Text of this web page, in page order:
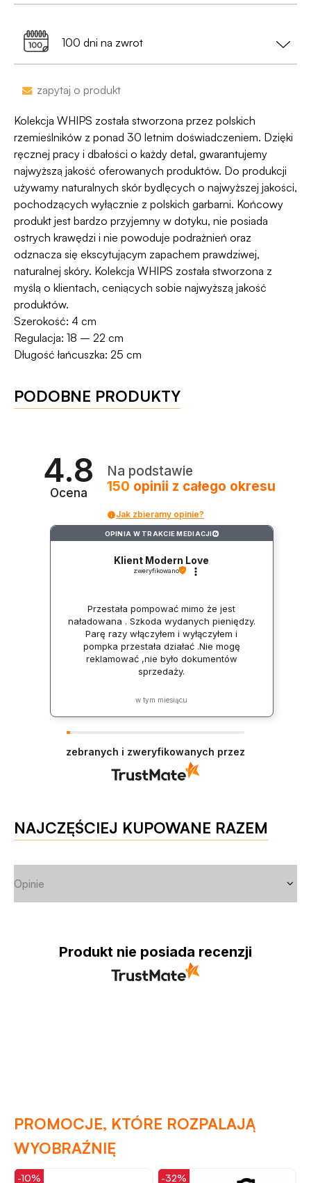
• Na etykiecie znajdzie sięneutralny nadawca,
Dyskrecji — jeśli ją naruszymy, zwrócimy Ci
pieniądze 🧡
przy zamówieniu za min. 199 zł
100 dni na zwrot
100 dni na zwrot. Sam proces jesy niezwykle
prosty, ponieważ
jesteśmy uczestnikiem
programu Wygodne Zwroty®
zapytaj o produkt
Kolekcja WHIPS została stworzona przez polskich
rzemieślników z ponad 30 letnim doświadczeniem. Dzięki
ręcznej pracy i dbałości o każdy detal, gwarantujemy
najwyższą jakość oferowanych produktów. Do produkcji
używamy naturalnych skór bydlęcych o najwyższej jakości,
pochodzących wyłącznie z polskich garbarni. Końcowy
produkt jest bardzo przyjemny w dotyku, nie posiada
ostrych krawędzi i nie powoduje podrażnień oraz
odznacza się ekscytującym zapachem prawdziwej,
naturalnej skóry. Kolekcja WHIPS została stworzona z
myślą o klientach, ceniących sobie najwyższą jakość
produktów.
Szerokość: 4 cm
Regulacja: 18 – 22 cm
Długość łańcuszka: 25 cm
PODOBNE PRODUKTY
4.8
Ocena
Na podstawie
150 opinii z całego okresu
Jak zbieramy opinie?
OPINIA W TRAKCIE MEDIACJI ?
Klient Modern Love
zweryfikowano
Przestała pompować mimo że jest
naładowana . Szkoda wydanych pieniędzy.
Parę razy włączyłem i wyłączyłem i
pompka przestała działać .Nie mogę
reklamować ,nie było dokumentów
sprzedaży.
w tym miesiącu
zebranych i zweryfikowanych przez
NAJCZĘŚCIEJ KUPOWANE RAZEM
Opinie
Produkt nie posiada recenzji
PROMOCJE, KTÓRE ROZPALAJĄ
WYOBRAŹNIĘ
-10% -32%